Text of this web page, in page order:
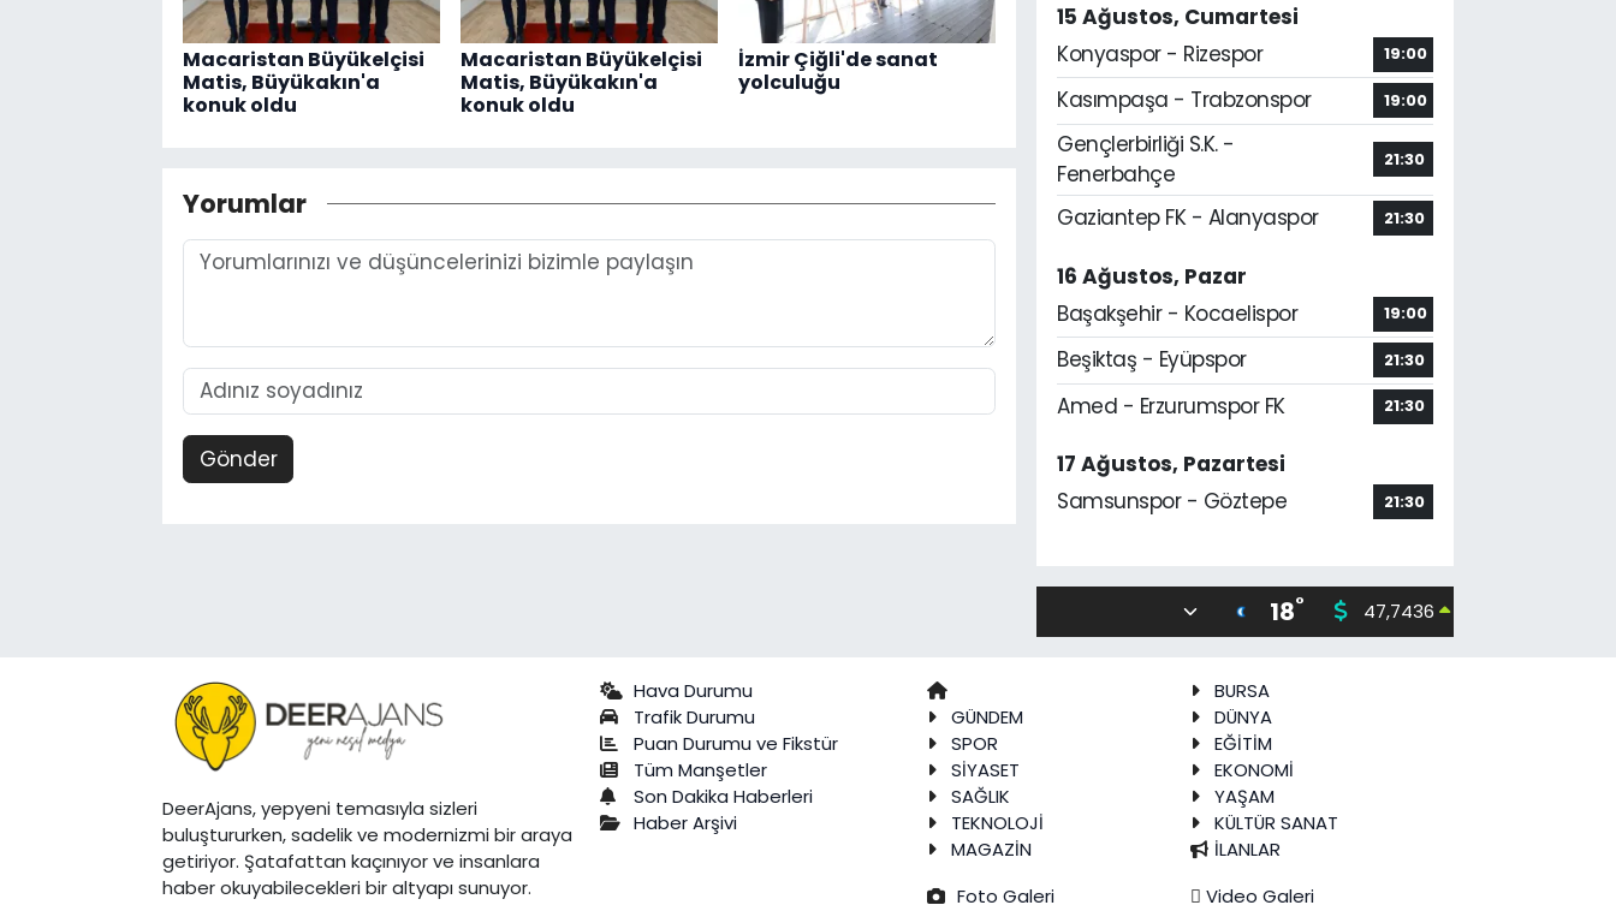
Macaristan Büyükelçisi
Matis, Büyükakın'a
konuk oldu
Macaristan Büyükelçisi
Matis, Büyükakın'a
konuk oldu
İzmir Çiğli'de sanat
yolculuğu
Yorumlar
Gönder
15 Ağustos, Cumartesi
Konyaspor - Rizespor
19:00
Kasımpaşa - Trabzonspor 19:00
Gençlerbirliği S.K. -
Fenerbahçe
21:30
Gaziantep FK - Alanyaspor 21:30
16 Ağustos, Pazar
Başakşehir - Kocaelispor
19:00
Beşiktaş - Eyüpspor 21:30
Amed - Erzurumspor FK 21:30
17 Ağustos, Pazartesi
Samsunspor - Göztepe
21:30
18° 47,7436
DeerAjans, yepyeni temasıyla sizleri
buluştururken, sadelik ve modernizmi bir araya
getiriyor. Şatafattan kaçınıyor ve insanlara
haber okuyabilecekleri bir altyapı sunuyor.
Hava Durumu
Trafik Durumu
Puan Durumu ve Fikstür
Tüm Manşetler
Son Dakika Haberleri
Haber Arşivi
BURSA
GÜNDEM
DÜNYA
SPOR
EĞİTİM
SİYASET
EKONOMİ
SAĞLIK
YAŞAM
TEKNOLOJİ
KÜLTÜR SANAT
MAGAZİN
İLANLAR
Foto Galeri
Video Galeri